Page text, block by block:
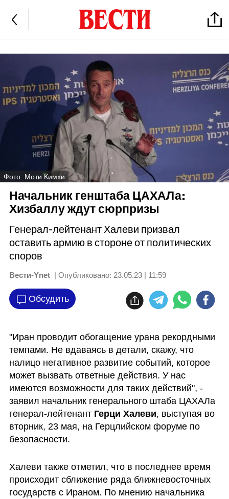
Фото: Моти Кимхи
Начальник генштаба ЦАХАЛа:
Хизбаллу ждут сюрпризы
Генерал-лейтенант Халеви призвал
оставить армию в стороне от политических
споров
Вести-Ynet | Опубликовано: 23.05.23 | 11:59
Обсудить
"Иран проводит обогащение урана рекордными
темпами. Не вдаваясь в детали, скажу, что
налицо негативное развитие событий, которое
может вызвать ответные действия. У нас
имеются возможности для таких действий", -
заявил начальник генерального штаба ЦАХАЛа
генерал-лейтенант Герци Халеви, выступая во
вторник, 23 мая, на Герцлийском форуме по
безопасности.
Халеви также отметил, что в последнее время
происходит сближение ряда ближневосточных
государств с Ираном. По мнению начальника